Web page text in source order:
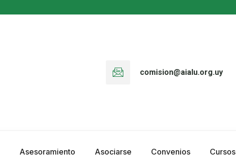
comision@aialu.org.uy
Asesoramiento Asociarse Convenios Cursos